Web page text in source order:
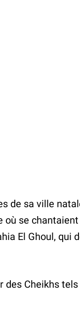
de sa ville
se
El Ghoul,
Cheikhs